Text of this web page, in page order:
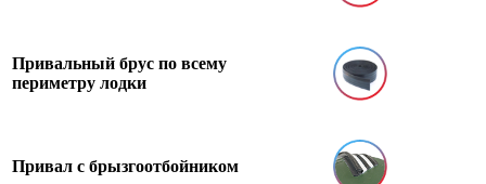
Привальный брус по всему
периметру лодки
Привал с брызгоотбойником